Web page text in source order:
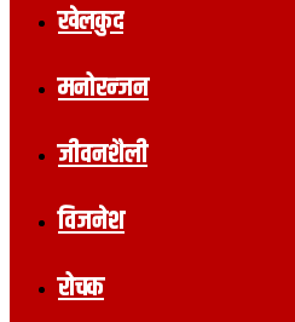
खेलकुद
मनोरन्जन
जीवनशैली
विजनेश
रोचक